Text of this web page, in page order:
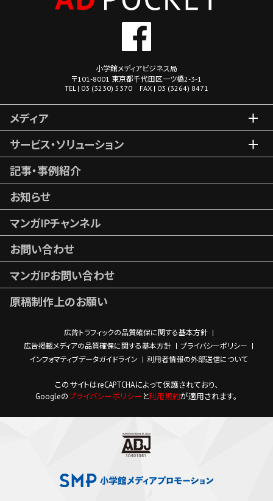
小学館メディアビジネス局
〒101-8001 東京都千代田区一ツ橋2-3-1
TEL | 03 (3230) 5370 FAX | 03 (3264) 8471
メディア
サービス・ソリューション
記事・事例紹介
お知らせ
マンガIPチャンネル
お問い合わせ
マンガIPお問い合わせ
原稿制作上のお願い
広告トラフィックの品質確保に関する基本方針
広告掲載メディアの品質確保に関する基本方針
プライバシーポリシー
インフォマティブデータガイドライン
利用者情報の外部送信について
このサイトはreCAPTCHAによって保護されており、
Googleのプライバシーポリシー と利用規約が適用されます。